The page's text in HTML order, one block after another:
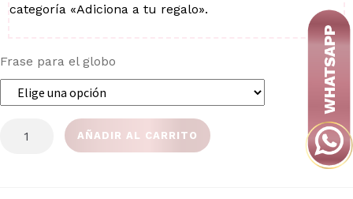
categoría «Adiciona a tu regalo».
Frase para el globo
AÑADIR AL CARRITO